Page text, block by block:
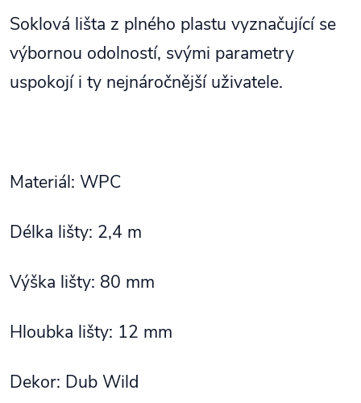
Soklová lišta z plného plastu vyznačující se
výbornou odolností, svými parametry
uspokojí i ty nejnáročnější uživatele.
Materiál: WPC
Délka lišty: 2,4 m
Výška lišty: 80 mm
Hloubka lišty: 12 mm
Dekor: Dub Wild